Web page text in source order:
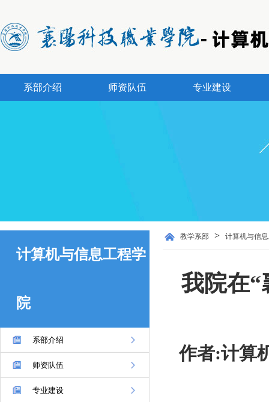
系部介绍 师资队伍 专业建设
计算机与信息工程学
院
系部介绍
师资队伍
专业建设
教学系部 > 计算机与信
我院在“
作者:计